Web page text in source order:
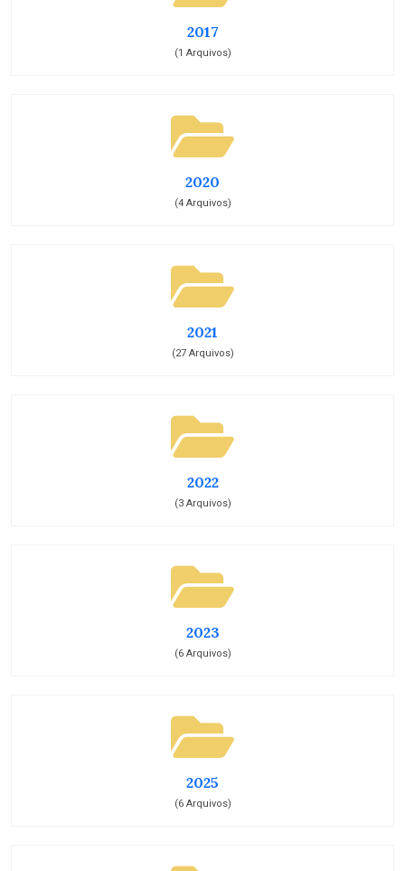
2017
(1 Arquivos)
2020
(4 Arquivos)
2021
(27 Arquivos)
2022
(3 Arquivos)
2023
(6 Arquivos)
2025
(6 Arquivos)